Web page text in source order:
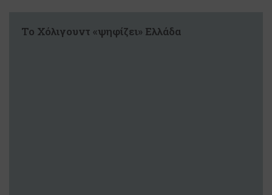
To Χόλιγουντ «ψηφίζει» Ελλάδα